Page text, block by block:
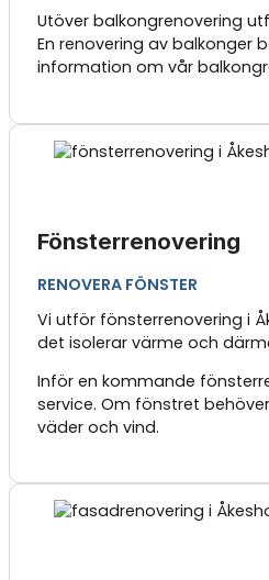
Utöver balkongrenovering
En renovering av
information om vår
Fönsterrenovering
RENOVERA FÖNSTER
Vi utför fönsterrenovering i
det isolerar värme och
Inför en kommande
service. Om fönstret
väder och vind.